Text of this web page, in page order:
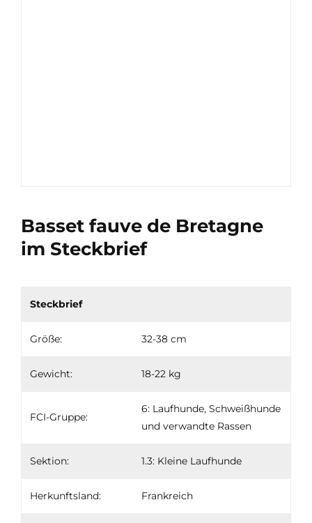
Basset fauve de Bretagne
im Steckbrief
Steckbrief
Größe: 32-38 cm
Gewicht: 18-22 kg
FCI-Gruppe:
6: Laufhunde, Schweißhunde
und verwandte Rassen
Sektion: 1.3: Kleine Laufhunde
Herkunftsland: Frankreich